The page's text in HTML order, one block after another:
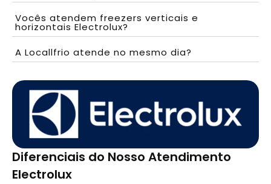
Vocês atendem freezers verticais e
horizontais Electrolux?
A Locallfrio atende no mesmo dia?
Diferenciais do Nosso Atendimento
Electrolux